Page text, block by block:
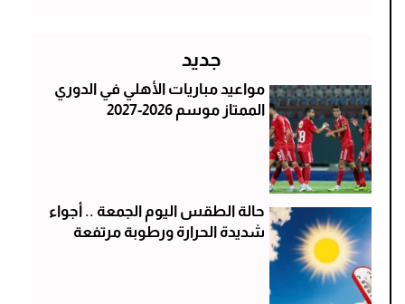
جديد
مواعيد مباريات الأهلي في الدوري
الممتاز موسم 2026-2027
حالة الطقس اليوم الجمعة .. أجواء
شديدة الحرارة ورطوبة مرتفعة